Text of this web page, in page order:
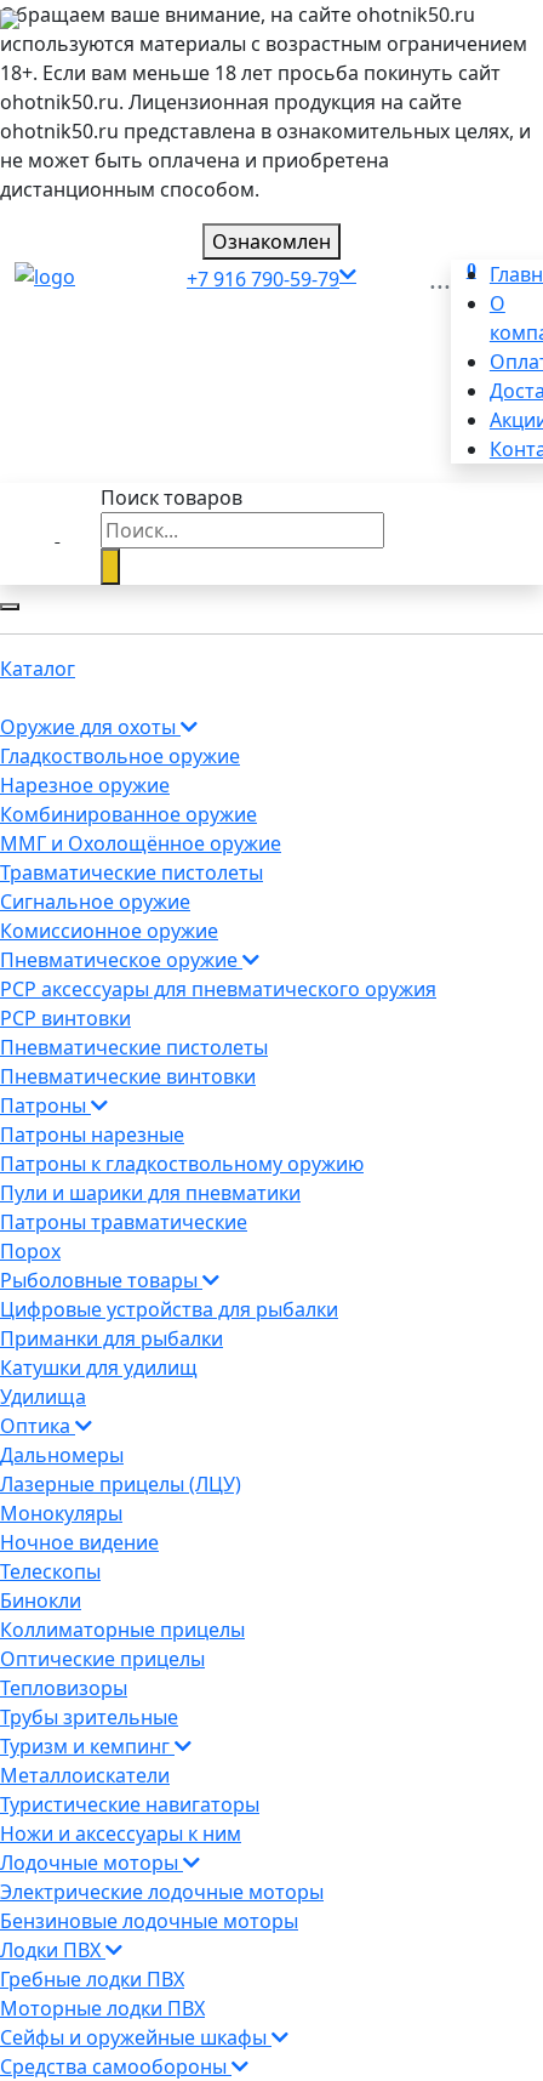
Обращаем ваше внимание, на сайте ohotnik50.ru
используются материалы с возрастным ограничением
18+. Если вам меньше 18 лет просьба покинуть сайт
ohotnik50.ru. Лицензионная продукция на сайте
ohotnik50.ru представлена в ознакомительных целях, и
не может быть оплачена и приобретена
дистанционным способом.
Ознакомлен
+7 916 790-59-79
0
...
О
Поиск товаров
Каталог
Оружие для охоты
Гладкоствольное оружие
Нарезное оружие
Комбинированное оружие
ММГ и Охолощённое оружие
Травматические пистолеты
Сигнальное оружие
Комиссионное оружие
Пневматическое оружие
PCP аксессуары для пневматического оружия
PCP винтовки
Пневматические пистолеты
Пневматические винтовки
Патроны
Патроны нарезные
Патроны к гладкоствольному оружию
Пули и шарики для пневматики
Патроны травматические
Порох
Рыболовные товары
Цифровые устройства для рыбалки
Приманки для рыбалки
Катушки для удилищ
Удилища
Оптика
Дальномеры
Лазерные прицелы (ЛЦУ)
Монокуляры
Ночное видение
Телескопы
Бинокли
Коллиматорные прицелы
Оптические прицелы
Тепловизоры
Трубы зрительные
Туризм и кемпинг
Металлоискатели
Туристические навигаторы
Ножи и аксессуары к ним
Лодочные моторы
Электрические лодочные моторы
Бензиновые лодочные моторы
Лодки ПВХ
Гребные лодки ПВХ
Моторные лодки ПВХ
Сейфы и оружейные шкафы
Средства самообороны